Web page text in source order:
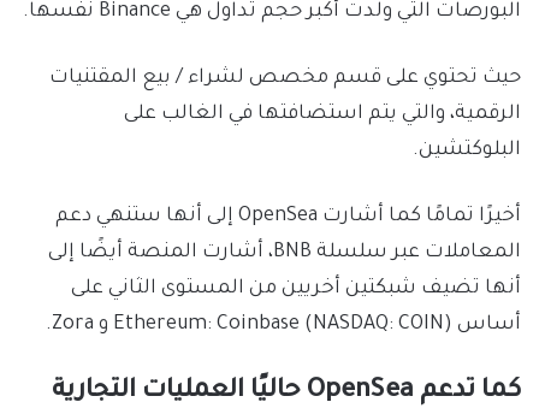
البورصات التي ولدت أكبر حجم تداول هي Binance نفسها.
حيث تحتوي على قسم مخصص لشراء / بيع المقتنيات
الرقمية، والتي يتم استضافتها في الغالب على
البلوكتشين.
أخيرًا تمامًا كما أشارت OpenSea إلى أنها ستنهي دعم
المعاملات عبر سلسلة BNB، أشارت المنصة أيضًا إلى
أنها تضيف شبكتين أخريين من المستوى الثاني على
أساس Ethereum: Coinbase (NASDAQ: COIN) و Zora.
كما تدعم OpenSea حاليًا العمليات التجارية